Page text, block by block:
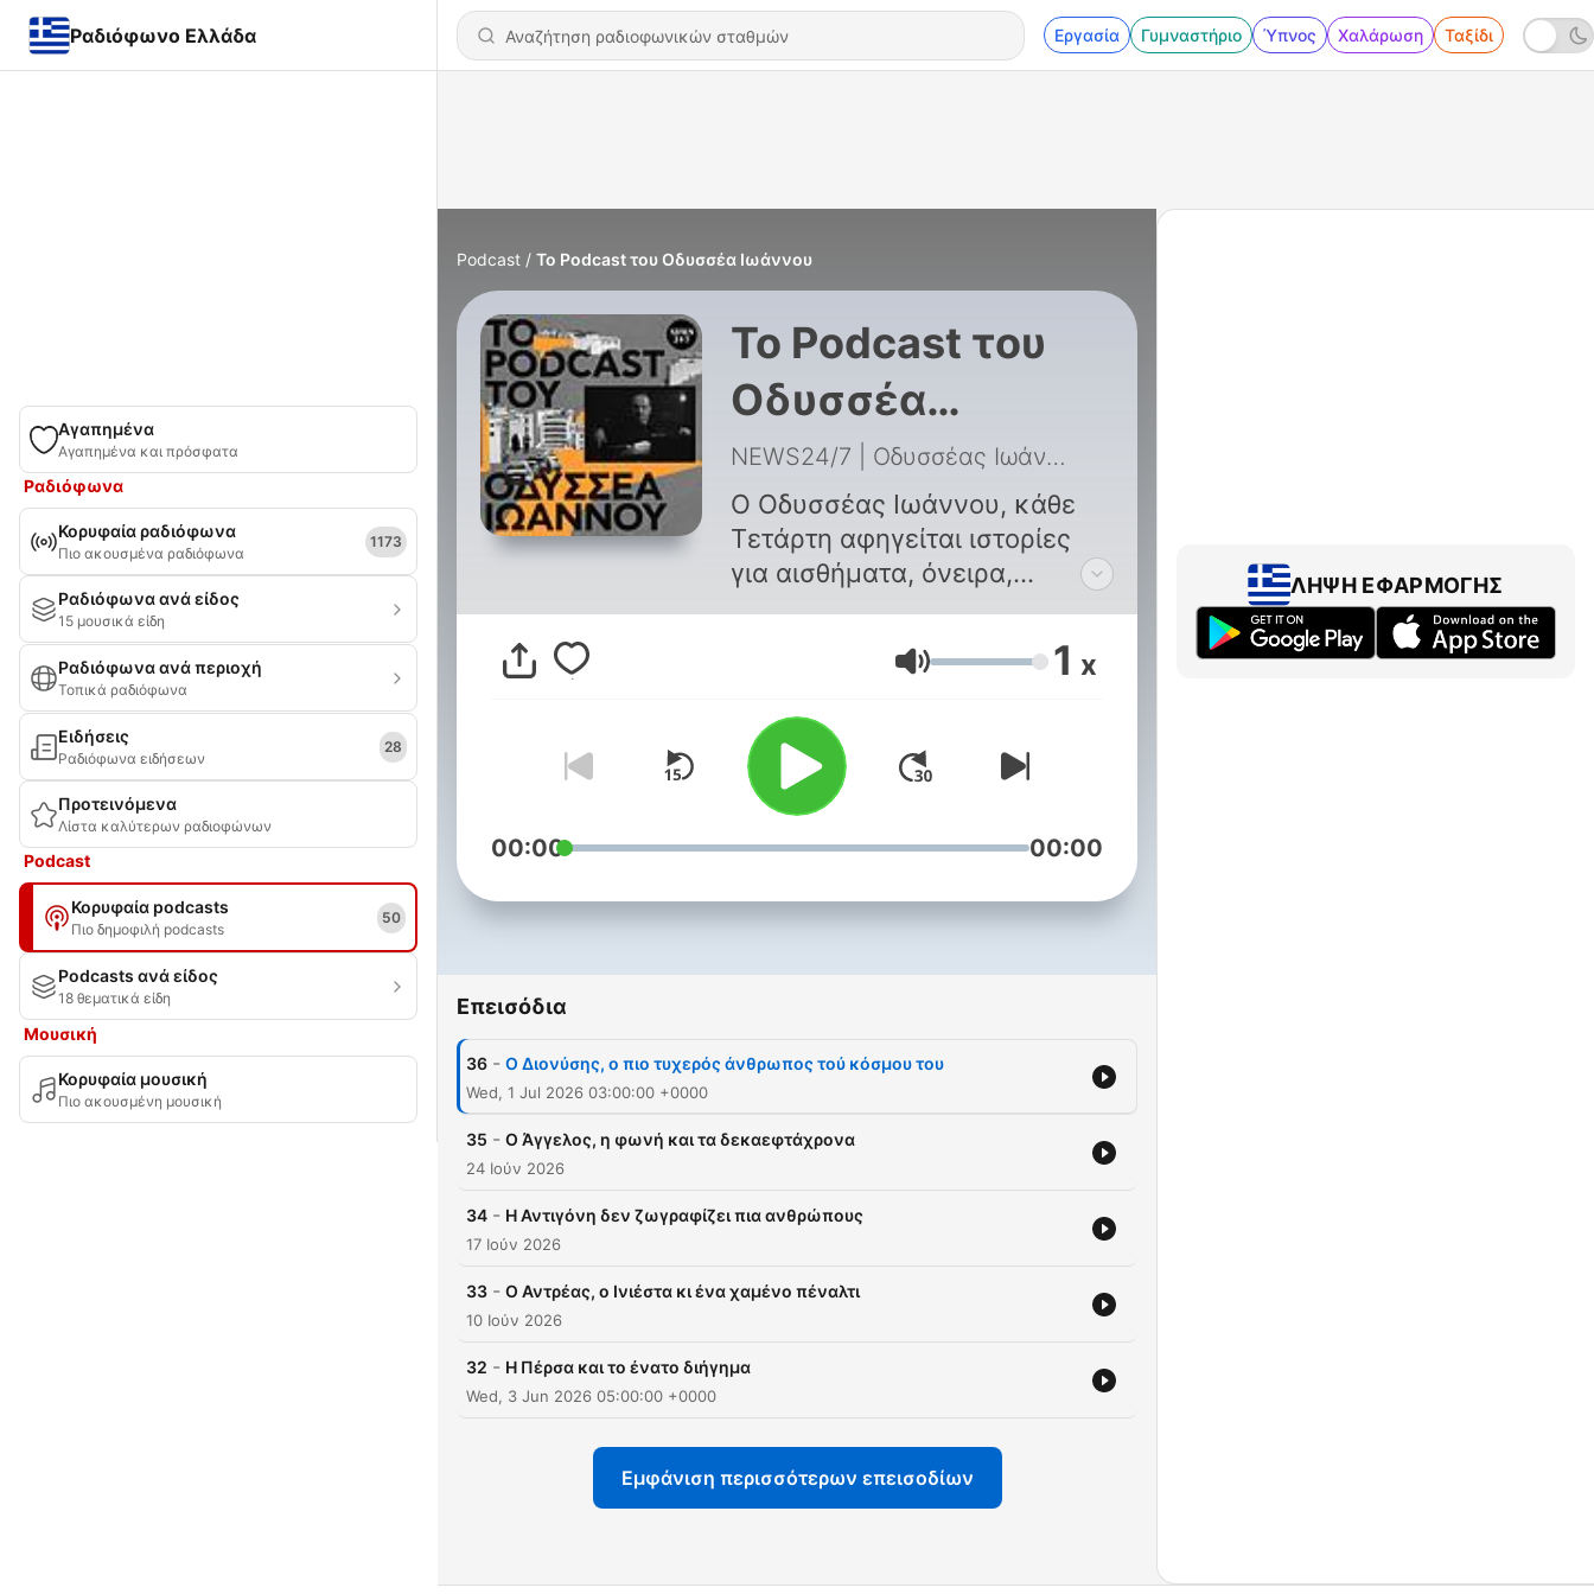
Ραδιόφωνο Ελλάδα Εργασία Γυμναστήριο Ύπνος Χαλάρωση Ταξίδι
Αγαπημένα
Αγαπημένα και πρόσφατα
Ραδιόφωνα
Κορυφαία ραδιόφωνα
Πιο ακουσμένα ραδιόφωνα
1173
Ραδιόφωνα ανά είδος
15 μουσικά είδη
Ραδιόφωνα ανά περιοχή
Τοπικά ραδιόφωνα
Ειδήσεις
Ραδιόφωνα ειδήσεων
28
Προτεινόμενα
Λίστα καλύτερων ραδιοφώνων
Podcast
Κορυφαία podcasts
Πιο δημοφιλή podcasts
50
Podcasts ανά είδος
18 θεματικά είδη
Μουσική
Κορυφαία μουσική
Πιο ακουσμένη μουσική
Podcast Το Podcast του Οδυσσέα Ιωάννου
Το Podcast του
Οδυσσέα
Ιωάννου
NEWS24/7 | Οδυσσέας Ιωάννου
Ο Οδυσσέας Ιωάννου, κάθε
Τετάρτη αφηγείται ιστορίες
για αισθήματα, όνειρα,
πολιτική και καθημερινότητα
στο NEWS 24/7.
Ένταση 1 x
00:00 00:00
Επεισόδια
36 - Ο Διονύσης, ο πιο τυχερός άνθρωπος τού κόσμου του
Wed, 1 Jul 2026 03:00:00 +0000
35 - Ο Άγγελος, η φωνή και τα δεκαεφτάχρονα
24 Ιούν 2026
34 - Η Αντιγόνη δεν ζωγραφίζει πια ανθρώπους
17 Ιούν 2026
33 - Ο Αντρέας, ο Ινιέστα κι ένα χαμένο πέναλτι
10 Ιούν 2026
32 - Η Πέρσα και το ένατο διήγημα
Wed, 3 Jun 2026 05:00:00 +0000
Εμφάνιση περισσότερων επεισοδίων
ΛΉΨΗ ΕΦΑΡΜΟΓΉΣ